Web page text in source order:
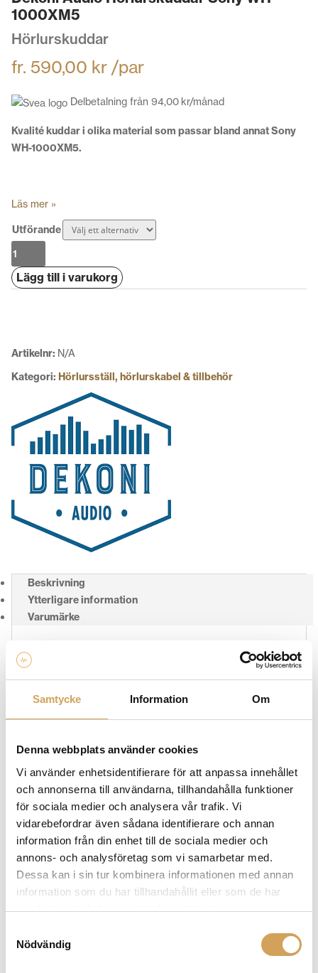
Samtycke Information Om
Denna webbplats använder cookies
Vi använder enhetsidentifierare för att anpassa innehållet
och annonserna till användarna, tillhandahålla funktioner
för sociala medier och analysera vår trafik. Vi
vidarebefordrar även sådana identifierare och annan
information från din enhet till de sociala medier och
annons- och analysföretag som vi samarbetar med.
Dessa kan i sin tur kombinera informationen med annan
information som du har tillhandahållit eller som de har
samlat in när du har använt deras tjänster.
Nödvändig
1000XM5
Hörlurskuddar
fr. 590,00 kr /par
Delbetalning från 94,00 kr/månad
Kvalité kuddar i olika material som passar bland annat Sony
WH-1000XM5.
Läs mer »
Utförande
Dekoni
Audio
Hörlurskuddar
mängd
Lägg till i varukorg
Artikelnr: N/A
Kategori: Hörlursställ, hörlurskabel & tillbehör
Beskrivning
Ytterligare information
Varumärke
Kvalité kuddar i olika material som passar bland
annat Sony WH-1000XM5